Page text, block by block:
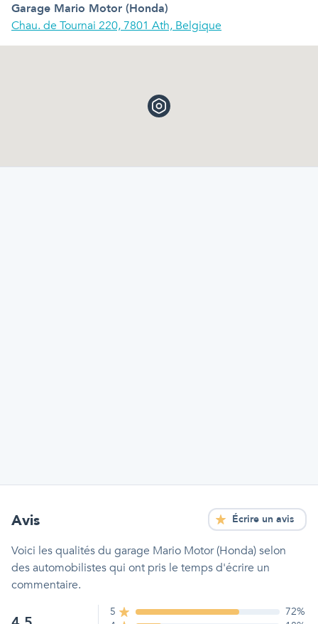
Garage Mario Motor (Honda)
Chau. de Tournai 220, 7801 Ath, Belgique
Avis Écrire un avis
Voici les qualitésdu garage Mario Motor (Honda)selon
des automobilistes qui ont pris le temps d'écrire un
commentaire.
5 72%